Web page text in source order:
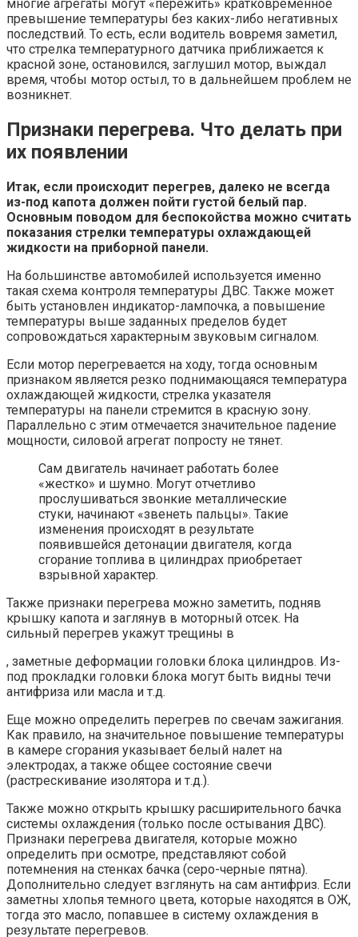
многие агрегаты могут «пережить» кратковременное
превышение температуры без каких-либо негативных
последствий. То есть, если водитель вовремя заметил,
что стрелка температурного датчика приближается к
красной зоне, остановился, заглушил мотор, выждал
время, чтобы мотор остыл, то в дальнейшем проблем не
возникнет.
Признаки перегрева. Что делать при
их появлении
Итак, если происходит перегрев, далеко не всегда
из-под капота должен пойти густой белый пар.
Основным поводом для беспокойства можно считать
показания стрелки температуры охлаждающей
жидкости на приборной панели.
На большинстве автомобилей используется именно
такая схема контроля температуры ДВС. Также может
быть установлен индикатор-лампочка, а повышение
температуры выше заданных пределов будет
сопровождаться характерным звуковым сигналом.
Если мотор перегревается на ходу, тогда основным
признаком является резко поднимающаяся температура
охлаждающей жидкости, стрелка указателя
температуры на панели стремится в красную зону.
Параллельно с этим отмечается значительное падение
мощности, силовой агрегат попросту не тянет.
Сам двигатель начинает работать более
«жестко» и шумно. Могут отчетливо
прослушиваться звонкие металлические
стуки, начинают «звенеть пальцы». Такие
изменения происходят в результате
появившейся детонации двигателя, когда
сгорание топлива в цилиндрах приобретает
взрывной характер.
Также признаки перегрева можно заметить, подняв
крышку капота и заглянув в моторный отсек. На
сильный перегрев укажут трещины в
, заметные деформации головки блока цилиндров. Из-
под прокладки головки блока могут быть видны течи
антифриза или масла и т.д.
Еще можно определить перегрев по свечам зажигания.
Как правило, на значительное повышение температуры
в камере сгорания указывает белый налет на
электродах, а также общее состояние свечи
(растрескивание изолятора и т.д.).
Также можно открыть крышку расширительного бачка
системы охлаждения (только после остывания ДВС).
Признаки перегрева двигателя, которые можно
определить при осмотре, представляют собой
потемнения на стенках бачка (серо-черные пятна).
Дополнительно следует взглянуть на сам антифриз. Если
заметны хлопья темного цвета, которые находятся в ОЖ,
тогда это масло, попавшее в систему охлаждения в
результате перегревов.